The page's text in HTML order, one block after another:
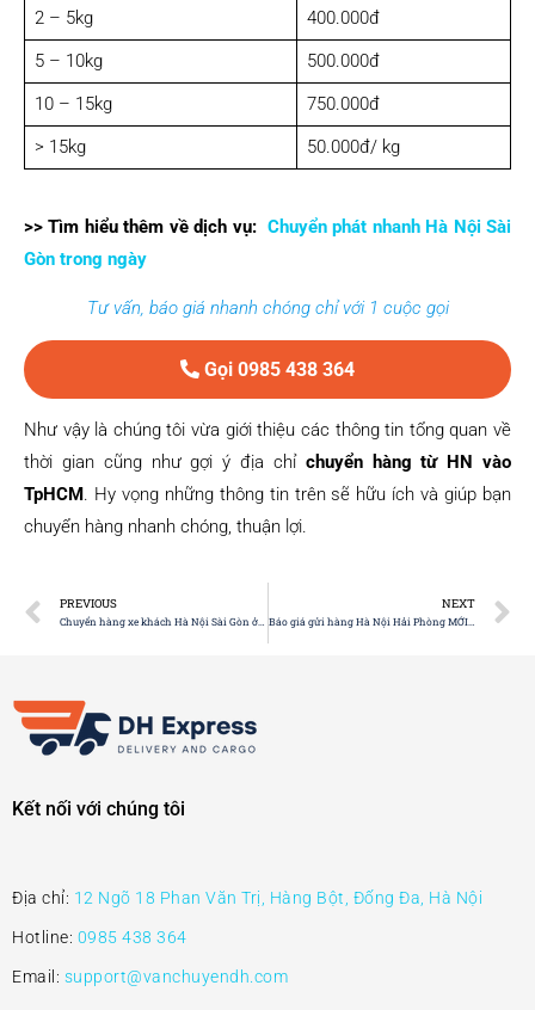
2 – 5kg
400.000đ
5 – 10kg
500.000đ
10 – 15kg
750.000đ
> 15kg
50.000đ/ kg
>> Tìm hiểu thêm về dịch vụ: Chuyển phát nhanh Hà Nội Sài
Gòn trong ngày
Tư vấn, báo giá nhanh chóng chỉ với 1 cuộc gọi
Gọi 0985 438 364
Như vậy là chúng tôi vừa giới thiệu các thông tin tổng quan về
thời gian cũng như gợi ý địa chỉ chuyển hàng từ HN vào
TpHCM. Hy vọng những thông tin trên sẽ hữu ích và giúp bạn
chuyển hàng nhanh chóng, thuận lợi.
PREVIOUS
Chuyển hàng xe khách Hà Nội Sài Gòn ở đâu? Top 5
NEXT
Báo giá gửi hàng Hà Nội Hải Phòng MỚI NHẤT 2025
Kết nối với chúng tôi
Địa chỉ: 12 Ngõ 18 Phan Văn Trị, Hàng Bột, Đống Đa, Hà Nội
Hotline: 0985 438 364
Email: support@vanchuyendh.com